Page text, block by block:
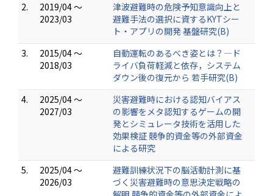
2.
2019/04 ～
2023/03
津波避難時の危険予知意識向上と
避難手法の選択に資するKYTシー
ト・アプリの開発 基盤研究(B)
3.
2015/04 ～
2018/03
自動運転のあるべき姿とは？―ド
ライバ負荷軽減と依存，システム
ダウン後の復元から 若手研究(B)
4.
2025/04 ～
2027/03
災害避難時における認知バイアス
の影響をメタ認知するゲームの開
発とシミュレータ技術を活用した
効果検証 競争的資金等の外部資金
による研究
5.
2025/04 ～
2026/03
避難訓練状況下の脳活動計測に基
づく災害避難時の意思決定戦略の